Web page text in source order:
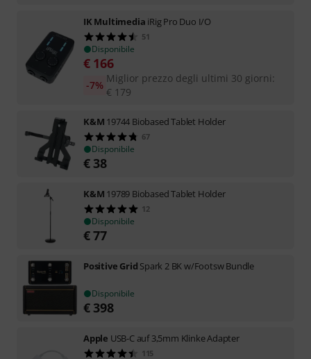
IK Multimedia iRig Pro Duo I/O
51
Disponibile
€ 166
Miglior prezzo degli ultimi 30 giorni:
€ 179
-7%
K&M 19744 Biobased Tablet Holder
67
Disponibile
€ 38
K&M 19789 Biobased Tablet Holder
12
Disponibile
€77
Positive Grid Spark 2 BK w/Footsw Bundle
Disponibile
€ 398
Apple USB-C auf 3,5mm Klinke Adapter
115